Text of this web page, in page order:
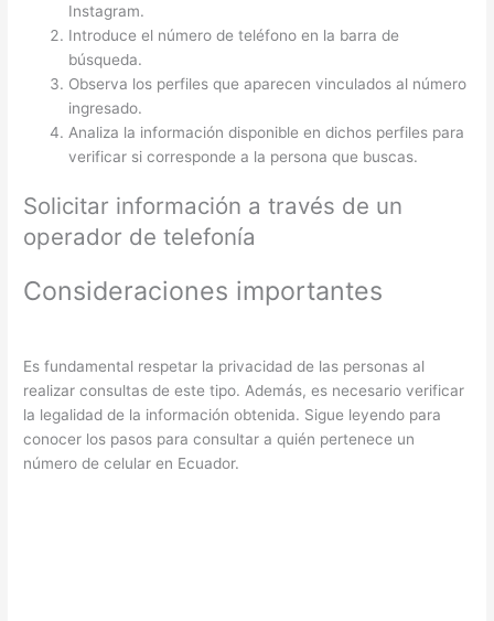
Instagram.
Introduce el número de teléfono en la barra de
búsqueda.
Observa los perfiles que aparecen vinculados al número
ingresado.
Analiza la información disponible en dichos perfiles para
verificar si corresponde a la persona que buscas.
Solicitar información a través de un
operador de telefonía
Consideraciones importantes
Es fundamental respetar la privacidad de las personas al
realizar consultas de este tipo. Además, es necesario verificar
la legalidad de la información obtenida. Sigue leyendo para
conocer los pasos para consultar a quién pertenece un
número de celular en Ecuador.